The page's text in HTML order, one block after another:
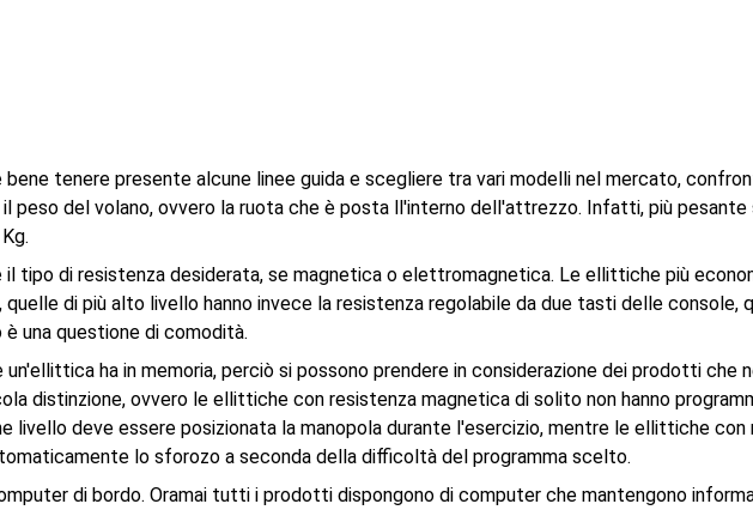
tenere presente alcune linee guida e scegliere tra vari modelli nel mercato,
peso del volano, ovvero la ruota che è posta ll'interno dell'attrezzo. Infatti, più pesante
il tipo di resistenza desiderata, se magnetica o elettromagnetica. Le ellittiche più
quelle di più alto livello hanno invece la resistenza regolabile da due tasti delle console,
una questione di comodità.
ha in memoria, perciò si possono prendere in considerazione dei prodotti che
distinzione, ovvero le ellittiche con resistenza magnetica di solito non hanno
livello deve essere posizionata la manopola durante l'esercizio, mentre le ellittiche
lo sforozo a seconda della difficoltà del programma scelto.
di bordo. Oramai tutti i prodotti dispongono di computer che mantengono